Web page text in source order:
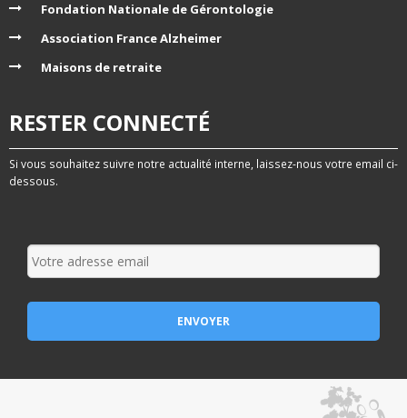
Fondation Nationale de Gérontologie
Association France Alzheimer
Maisons de retraite
RESTER CONNECTÉ
Si vous souhaitez suivre notre actualité interne, laissez-nous votre email ci-
dessous.